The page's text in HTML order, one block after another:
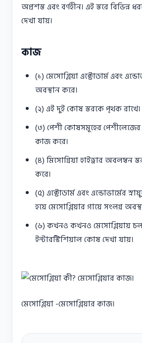
অপ্রশস্ত এবং বর্ণহীন। এই স্তরে
দেখা যায়।
কাজ
(১) মেসােগ্লিয়া এক্টোডার্ম এবং
অবস্থান করে।
(২) এই দুই কোষ স্তরকে পৃথক রাখে।
(৩) পেশী কোষসমূহের পেশীলেজের
কাজ করে।
(৪) মিসােগ্নিয়া হাইড্রার অবলম্বন
করে।
(৫) এক্টোডার্ম এবং এন্ডােভার্মের
হয়ে মেসােগ্লিয়ার গায়ে সংলগ্ন
(৬) কখনও কখনও মেসােগ্লিয়ায়
ইন্টারস্টিশিয়াল কোষ দেখা যায়।
মেসোগ্লিয়া -মেসোগ্লিয়ার কাজ।